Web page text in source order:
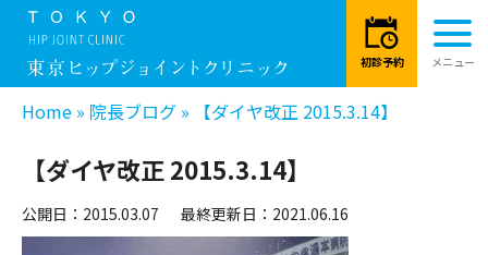
Home » 院長ブログ » 【ダイヤ改正 2015.3.14】
【ダイヤ改正 2015.3.14】
公開日：2015.03.07 最終更新日：2021.06.16